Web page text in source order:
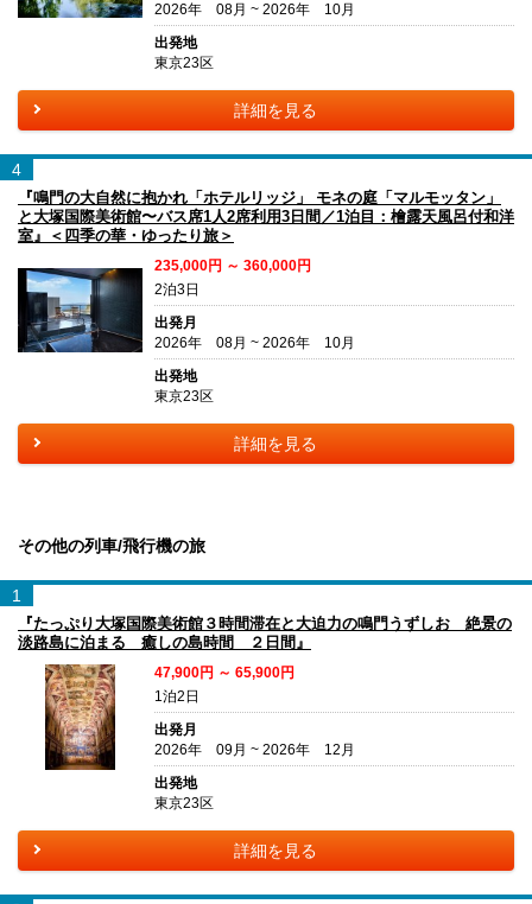
2026年 08月 ~ 2026年 10月
出発地
東京23区
詳細を見る
4
『鳴門の大自然に抱かれ「ホテルリッジ」 モネの庭「マルモッタン」
と大塚国際美術館〜バス席1人2席利用3日間／1泊目：檜露天風呂付和洋
室』＜四季の華・ゆったり旅＞
235,000円 ～ 360,000円
2泊3日
出発月
2026年 08月 ~ 2026年 10月
出発地
東京23区
詳細を見る
その他の列車/飛行機の旅
1
『たっぷり大塚国際美術館３時間滞在と大迫力の鳴門うずしお 絶景の
淡路島に泊まる 癒しの島時間 ２日間』
47,900円 ～ 65,900円
1泊2日
出発月
2026年 09月 ~ 2026年 12月
出発地
東京23区
詳細を見る